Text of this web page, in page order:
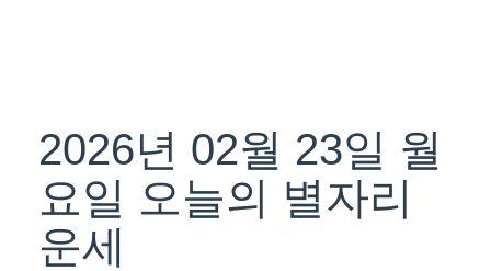
2026년 02월 23일 월
요일 오늘의 별자리
운세